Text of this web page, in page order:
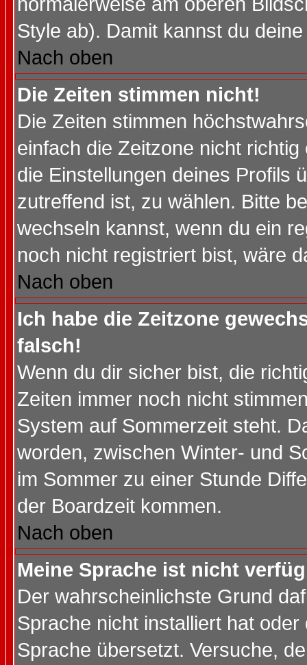
Style ab). Damit kannst du
Nach oben
Die Zeiten stimmen nicht!
Die Zeiten stimmen
einfach die Zeitzone nicht
die Einstellungen deines Profils
zutreffend ist, zu wählen. Bitte
wechseln kannst, wenn du ein
noch nicht registriert bist, wäre
Nach oben
Ich habe die Zeitzone
falsch!
Wenn du dir sicher bist, die
Zeiten immer noch nicht
System auf Sommerzeit steht.
worden, zwischen Winter- und
im Sommer zu einer Stunde
der Boardzeit kommen.
Nach oben
Meine Sprache ist nicht
Der wahrscheinlichste Grund
Sprache nicht installiert hat
Sprache übersetzt. Versuche,